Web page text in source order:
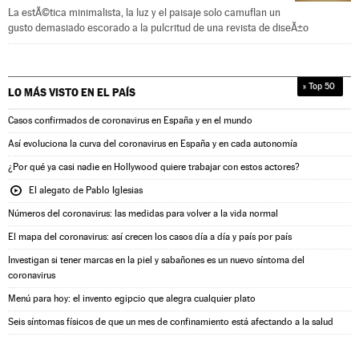
La estÃ©tica minimalista, la luz y el paisaje solo camuflan un
gusto demasiado escorado a la pulcritud de una revista de diseÃ±o
LO MÁS VISTO EN EL PAÍS » Top 50
Casos confirmados de coronavirus en España y en el mundo
Así evoluciona la curva del coronavirus en España y en cada autonomía
¿Por qué ya casi nadie en Hollywood quiere trabajar con estos actores?
El alegato de Pablo Iglesias
Números del coronavirus: las medidas para volver a la vida normal
El mapa del coronavirus: así crecen los casos día a día y país por país
Investigan si tener marcas en la piel y sabañones es un nuevo síntoma del
coronavirus
Menú para hoy: el invento egipcio que alegra cualquier plato
Seis síntomas físicos de que un mes de confinamiento está afectando a la salud